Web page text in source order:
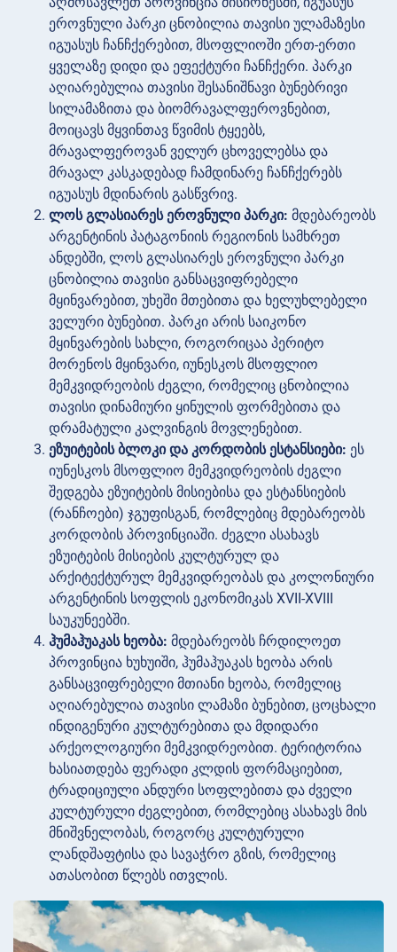
ეროვნული პარკი ცნობილია თავისი ულამაზესი
იგუასუს ჩანჩქერებით, მსოფლიოში ერთ-ერთი
ყველაზე დიდი და ეფექტური ჩანჩქერი. პარკი
აღიარებულია თავისი შესანიშნავი ბუნებრივი
სილამაზითა და ბიომრავალფეროვნებით,
მოიცავს მყვინთავ წვიმის ტყეებს,
მრავალფეროვან ველურ ცხოველებსა და
მრავალ კასკადებად ჩამდინარე ჩანჩქერებს
იგუასუს მდინარის გასწვრივ.
ლოს გლასიარეს ეროვნული პარკი: მდებარეობს
არგენტინის პატაგონიის რეგიონის სამხრეთ
ანდებში, ლოს გლასიარეს ეროვნული პარკი
ცნობილია თავისი განსაცვიფრებელი
მყინვარებით, უხეში მთებითა და ხელუხლებელი
ველური ბუნებით. პარკი არის საიკონო
მყინვარების სახლი, როგორიცაა პერიტო
მორენოს მყინვარი, იუნესკოს მსოფლიო
მემკვიდრეობის ძეგლი, რომელიც ცნობილია
თავისი დინამიური ყინულის ფორმებითა და
დრამატული კალვინგის მოვლენებით.
ეზუიტების ბლოკი და კორდობის ესტანსიები: ეს
იუნესკოს მსოფლიო მემკვიდრეობის ძეგლი
შედგება ეზუიტების მისიებისა და ესტანსიების
(რანჩოები) ჯგუფისგან, რომლებიც მდებარეობს
კორდობის პროვინციაში. ძეგლი ასახავს
ეზუიტების მისიების კულტურულ და
არქიტექტურულ მემკვიდრეობას და კოლონიური
არგენტინის სოფლის ეკონომიკას XVII-XVIII
საუკუნეებში.
ჰუმაჰუაკას ხეობა: მდებარეობს ჩრდილოეთ
პროვინცია ხუხუიში, ჰუმაჰუაკას ხეობა არის
განსაცვიფრებელი მთიანი ხეობა, რომელიც
აღიარებულია თავისი ლამაზი ბუნებით, ცოცხალი
ინდიგენური კულტურებითა და მდიდარი
არქეოლოგიური მემკვიდრეობით. ტერიტორია
ხასიათდება ფერადი კლდის ფორმაციებით,
ტრადიციული ანდური სოფლებითა და ძველი
კულტურული ძეგლებით, რომლებიც ასახავს მის
მნიშვნელობას, როგორც კულტურული
ლანდშაფტისა და სავაჭრო გზის, რომელიც
ათასობით წლებს ითვლის.